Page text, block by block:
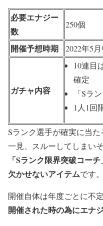
必要エナジー
数
250個
開催予想時期 2022年5
ガチャ内容
10連目
確定
「Sラ
1人1回
Sランク選手が確実に当
一見、スルーしてしまい
「Sランク限界突破コー
欠かせないアイテムです。
開催自体は年度ごとに不
開催された時の為にエナ